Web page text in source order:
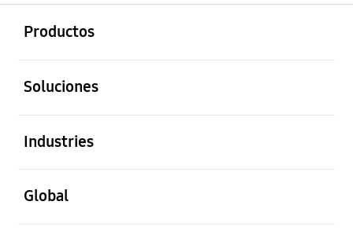
Productos
Soluciones
Industries
Global